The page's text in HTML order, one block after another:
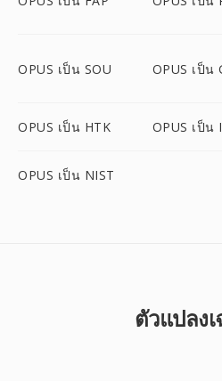
OPUS เป็น SOU OPUS เป็น
OPUS เป็น HTK OPUS เป็น
OPUS เป็น NIST
ตัวแปลง